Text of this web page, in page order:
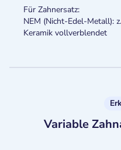
Für Zahnersatz:
NEM (Nicht-Edel-Metall):
Keramik vollverblendet
Variable